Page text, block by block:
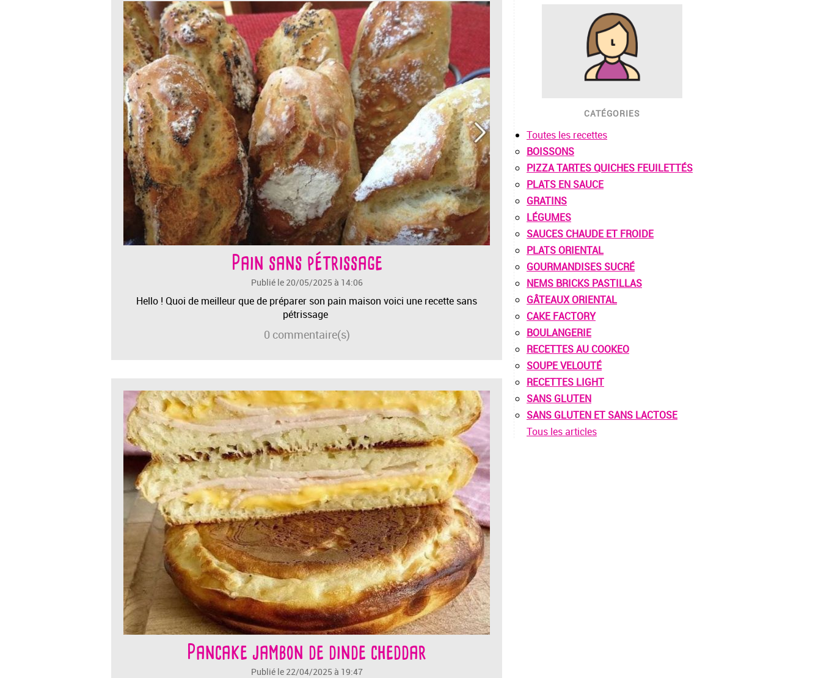
Pain sans pétrissage
Publié le 20/05/2025 à 14:06
Hello ! Quoi de meilleur que de préparer son pain maison voici une recette sans
pétrissage
0 commentaire(s)
Pancake jambon de dinde cheddar
Publié le 22/04/2025 à 19:47
CATÉGORIES
Toutes les recettes
BOISSONS
PIZZA TARTES QUICHES FEUILETTÉS
PLATS EN SAUCE
GRATINS
LÉGUMES
SAUCES CHAUDE ET FROIDE
PLATS ORIENTAL
GOURMANDISES SUCRÉ
NEMS BRICKS PASTILLAS
GÂTEAUX ORIENTAL
CAKE FACTORY
BOULANGERIE
RECETTES AU COOKEO
SOUPE VELOUTÉ
RECETTES LIGHT
SANS GLUTEN
SANS GLUTEN ET SANS LACTOSE
Tous les articles